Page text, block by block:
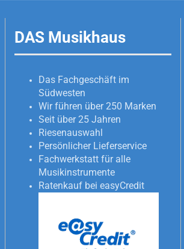
DAS Musikhaus
Das Fachgeschäft im
Südwesten
Wir führen über 250 Marken
Seit über 25 Jahren
Riesenauswahl
Persönlicher Lieferservice
Fachwerkstatt für alle
Musikinstrumente
Ratenkauf bei easyCredit